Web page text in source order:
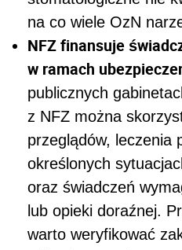
na co wiele OzN
NFZ finansuje
w ramach
publicznych
z NFZ można
przeglądów, leczenia
określonych
oraz świadczeń
lub opieki doraźnej.
warto weryfikować